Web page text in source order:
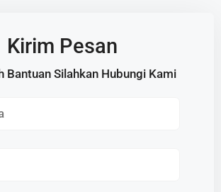
Kirim Pesan
Bantuan Silahkan Hubungi Kami